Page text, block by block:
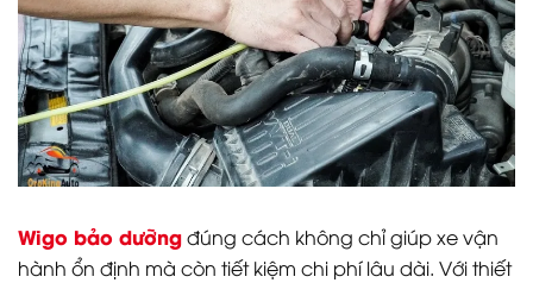
Wigo bảo dưỡngđúng cách không chỉ giúp xe vận
hành ổn định mà còn tiết kiệm chi phí lâu dài. Với thiết